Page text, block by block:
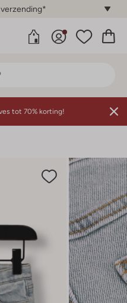
tot 70% korting!